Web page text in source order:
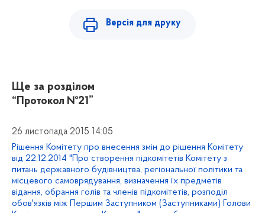
Версія для друку
Ще за розділом
“Протокол №21”
26 листопада 2015 14:05
Рішення Комітету про внесення змін до рішення Комітету
від 22.12.2014 "Про створення підкомітетів Комітету з
питань державного будівництва, регіональної політики та
місцевого самоврядування, визначення їх предметів
відання, обрання голів та членів підкомітетів, розподіл
обов'язків між Першим Заступником (Заступниками) Голови